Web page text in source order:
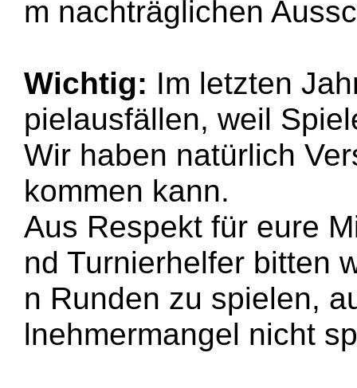
m nachträglichen
Wichtig: Im letzten
pielausfällen, weil
Wir haben natürlich
kommen kann.
Aus Respekt für eure
nd Turnierhelfer bitten
n Runden zu spielen,
lnehmermangel nicht